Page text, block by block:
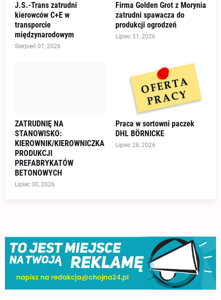
J.S.-Trans zatrudni
kierowców C+E w
transporcie
międzynarodowym
Sierpień 07, 2026
Firma Golden Grot z Morynia
zatrudni spawacza do
produkcji ogrodzeń
Lipiec 31, 2026
ZATRUDNIĘ NA
STANOWISKO:
KIEROWNIK/KIEROWNICZKA
PRODUKCJI
PREFABRYKATÓW
BETONOWYCH
Lipiec 30, 2026
Praca w sortowni paczek
DHL BÖRNICKE
Lipiec 28, 2026